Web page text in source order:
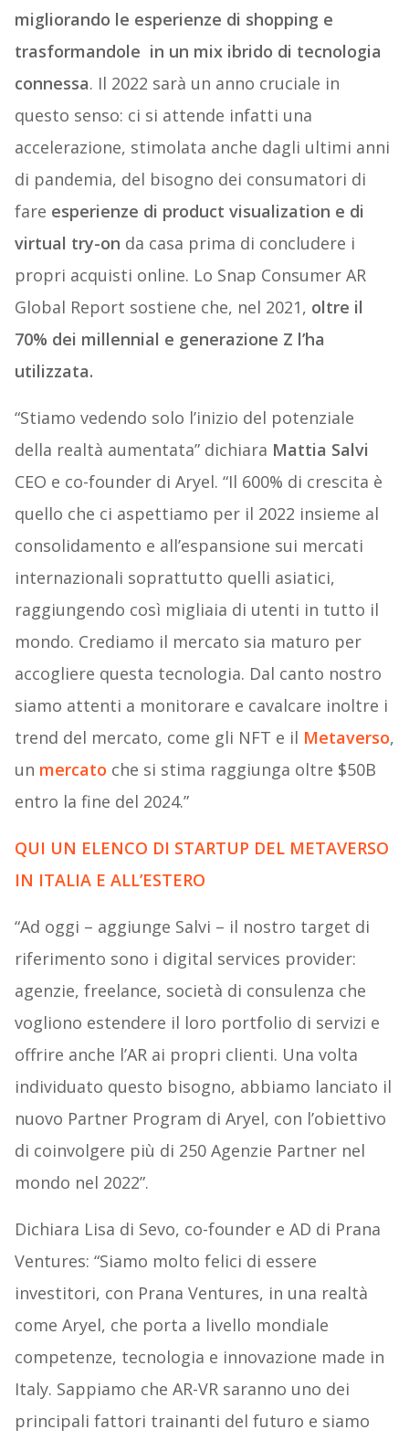
migliorando le esperienze di shopping e
trasformandole in un mix ibrido di tecnologia
connessa. Il 2022 sarà un anno cruciale in
questo senso: ci si attende infatti una
accelerazione, stimolata anche dagli ultimi anni
di pandemia, del bisogno dei consumatori di
fare esperienze di product visualization e di
virtual try-on da casa prima di concludere i
propri acquisti online. Lo Snap Consumer AR
Global Report sostiene che, nel 2021, oltre il
70% dei millennial e generazione Z l’ha
utilizzata.
“Stiamo vedendo solo l’inizio del potenziale
della realtà aumentata” dichiara Mattia Salvi
CEO e co-founder di Aryel. “Il 600% di crescita è
quello che ci aspettiamo per il 2022 insieme al
consolidamento e all’espansione sui mercati
internazionali soprattutto quelli asiatici,
raggiungendo così migliaia di utenti in tutto il
mondo. Crediamo il mercato sia maturo per
accogliere questa tecnologia. Dal canto nostro
siamo attenti a monitorare e cavalcare inoltre i
trend del mercato, come gli NFT e il Metaverso,
un mercato che si stima raggiunga oltre $50B
entro la fine del 2024.”
QUI UN ELENCO DI STARTUP DEL METAVERSO
IN ITALIA E ALL’ESTERO
“Ad oggi – aggiunge Salvi – il nostro target di
riferimento sono i digital services provider:
agenzie, freelance, società di consulenza che
vogliono estendere il loro portfolio di servizi e
offrire anche l’AR ai propri clienti. Una volta
individuato questo bisogno, abbiamo lanciato il
nuovo Partner Program di Aryel, con l’obiettivo
di coinvolgere più di 250 Agenzie Partner nel
mondo nel 2022”.
Dichiara Lisa di Sevo, co-founder e AD di Prana
Ventures: “Siamo molto felici di essere
investitori, con Prana Ventures, in una realtà
come Aryel, che porta a livello mondiale
competenze, tecnologia e innovazione made in
Italy. Sappiamo che AR-VR saranno uno dei
principali fattori trainanti del futuro e siamo